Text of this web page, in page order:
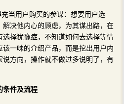
当用户购买的参谋：想要用户选
决他内心的顾虑，为其谋出路，在
选择犹豫症，不知道如何去选择等情
一味的介绍产品，而是挖出用户内
方向，操作就不做过多说明了，有
条件及流程